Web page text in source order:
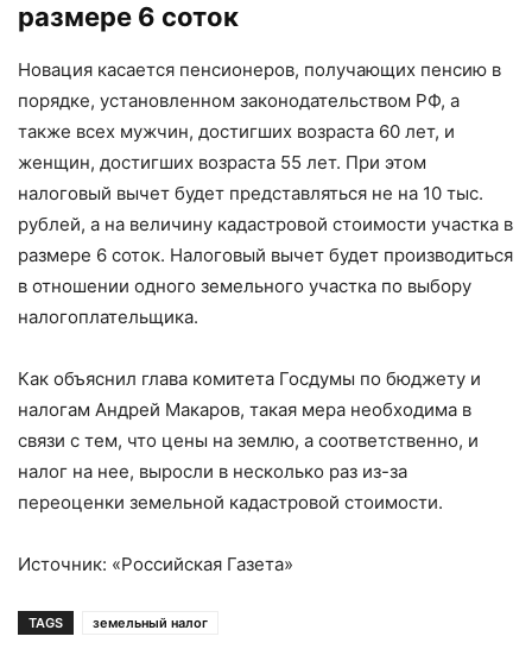
размере 6 соток
Новация касается пенсионеров, получающих пенсию в
порядке, установленном законодательством РФ, а
также всех мужчин, достигших возраста 60 лет, и
женщин, достигших возраста 55 лет. При этом
налоговый вычет будет представляться не на 10 тыс.
рублей, а на величину кадастровой стоимости участка в
размере 6 соток. Налоговый вычет будет производиться
в отношении одного земельного участка по выбору
налогоплательщика.
Как объяснил глава комитета Госдумы по бюджету и
налогам Андрей Макаров, такая мера необходима в
связи с тем, что цены на землю, а соответственно, и
налог на нее, выросли в несколько раз из-за
переоценки земельной кадастровой стоимости.
Источник: «Российская Газета»
TAGS земельный налог